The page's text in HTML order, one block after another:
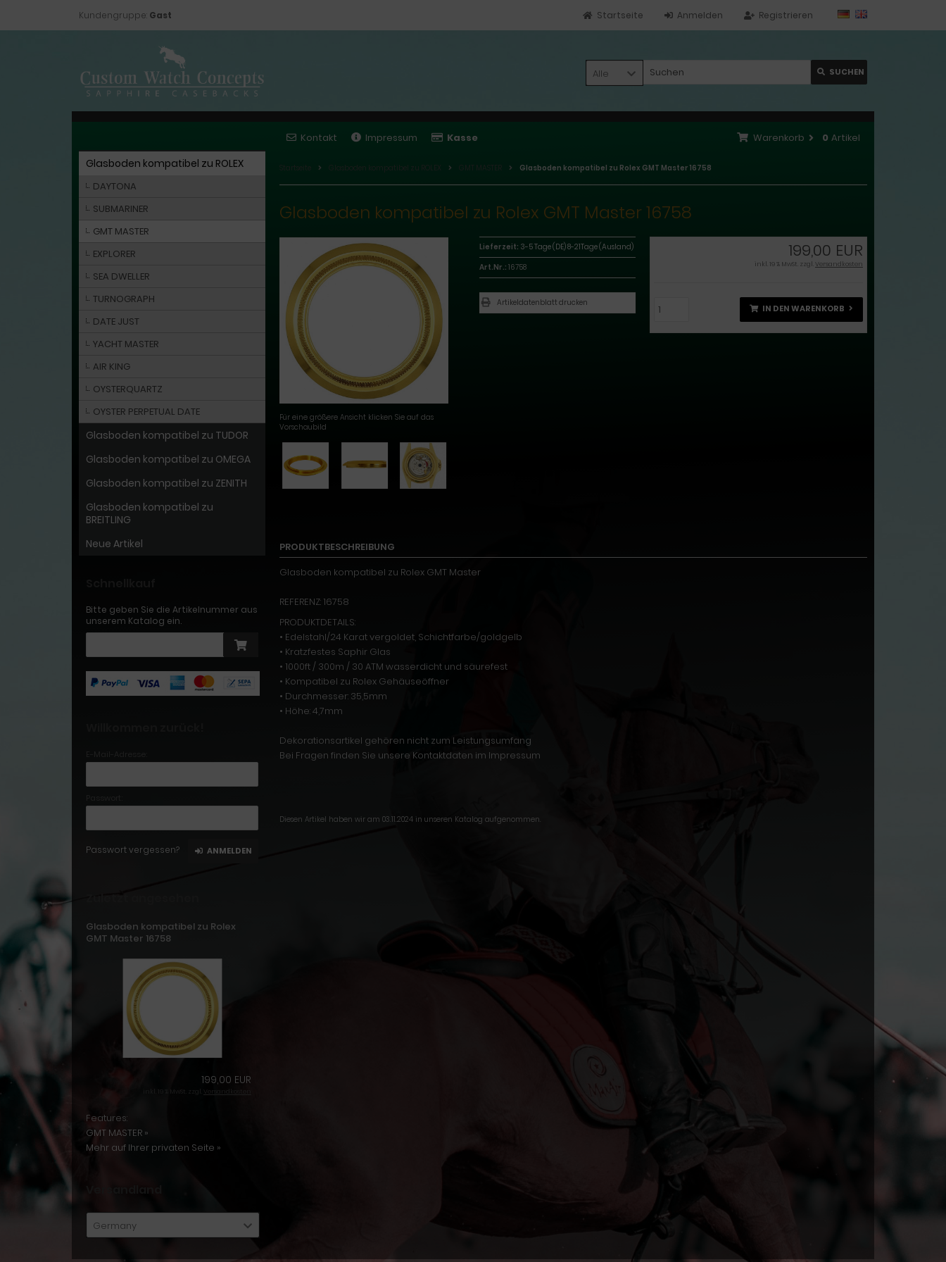
Kundengruppe: Gast Registrieren
Anmelden
Startseite
Alle SUCHEN
Kontakt Impressum Kasse Warenkorb 0 Artikel
Startseite Glasboden kompatibel zu ROLEX GMT MASTER Glasboden kompatibel zu Rolex GMT Master 16758
Glasboden kompatibel zu Rolex GMT Master 16758
Für eine größere Ansicht klicken Sie auf das
Vorschaubild
199,00 EUR
inkl. 19 % MwSt. zzgl.Versandkosten
IN DEN WARENKORB
Lieferzeit: 3-5 Tage (DE) 8-21Tage (Ausland)
Art.Nr.: 16758
Artikeldatenblatt drucken
PRODUKTBESCHREIBUNG
Glasboden kompatibel zu Rolex GMT Master
REFERENZ: 16758
PRODUKTDETAILS:
• Edelstahl/24 Karat vergoldet, Schichtfarbe/goldgelb
• Kratzfestes Saphir Glas
• 1000ft / 300m / 30 ATM wasserdicht und säurefest
• Kompatibel zu Rolex Gehäuseöffner
• Durchmesser: 35,5mm
• Höhe: 4,7mm
Dekorationsartikel gehören nicht zum Leistungsumfang
Bei Fragen finden Sie unsere Kontaktdaten im Impressum
Diesen Artikel haben wir am 03.11.2024 in unseren Katalog aufgenommen.
Glasboden kompatibel zu ROLEX
DAYTONA
SUBMARINER
GMT MASTER
EXPLORER
SEA DWELLER
TURNOGRAPH
DATE JUST
YACHT MASTER
AIR KING
OYSTERQUARTZ
OYSTER PERPETUAL DATE
Glasboden kompatibel zu TUDOR
Glasboden kompatibel zu OMEGA
Glasboden kompatibel zu ZENITH
Glasboden kompatibel zu
BREITLING
Neue Artikel
Bitte geben Sie die Artikelnummer aus
unserem Katalog ein.
Passwort vergessen? ANMELDEN
Glasboden kompatibel zu Rolex
GMT Master 16758
199,00 EUR
inkl. 19 % MwSt. zzgl. Versandkosten
Features:
GMT MASTER »
Mehr auf Ihrer privaten Seite »
Germany